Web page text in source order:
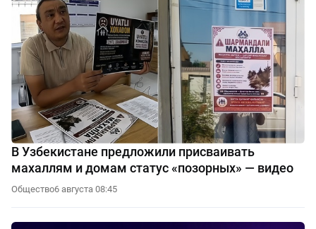
В Узбекистане предложили присваивать
махаллям и домам статус «позорных» — видео
Общество6 августа 08:45